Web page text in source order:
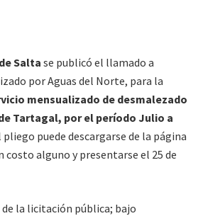
Salta se publicó el llamado a
por Aguas del Norte, para la
mensualizado de desmalezado
Tartagal, por el período Julio a
pliego puede descargarse de la página
costo alguno y presentarse el 25 de
la licitación pública; bajo